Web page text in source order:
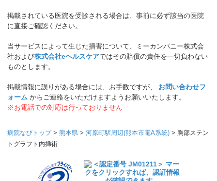
掲載されている医院を受診される場合は、事前に必ず該当の医院
に直接ご確認ください。
当サービスによって生じた損害について、ミーカンパニー株式会
社および株式会社eヘルスケアではその賠償の責任を一切負わない
ものとします。
掲載情報に誤りがある場合には、お手数ですが、 お問い合わせフ
ォーム からご連絡をいただけますようお願いいたします。
※お電話での対応は行っておりません
病院なびトップ> 熊本県 > 河原町駅周辺(熊本市電A系統) > 胸部ステン
トグラフト内挿術